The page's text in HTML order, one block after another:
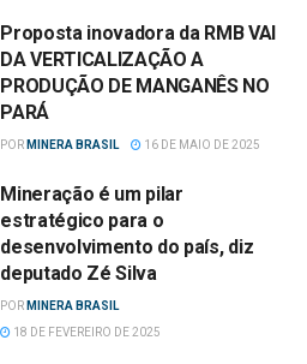
Proposta inovadora da RMB VAI
DA VERTICALIZAÇÃO A
PRODUÇÃO DE MANGANÊS NO
PARÁ
POR MINERA BRASIL 16 DE MAIO DE 2025
Mineração é um pilar
estratégico para o
desenvolvimento do país, diz
deputado Zé Silva
POR MINERA BRASIL
18 DE FEVEREIRO DE 2025